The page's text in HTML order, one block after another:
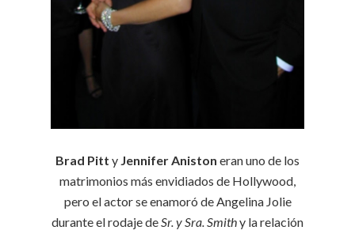
Brad Pitt y Jennifer Aniston eran uno de los
matrimonios más envidiados de Hollywood,
pero el actor se enamoró de Angelina Jolie
durante el rodaje deSr. y Sra. Smithy la relación